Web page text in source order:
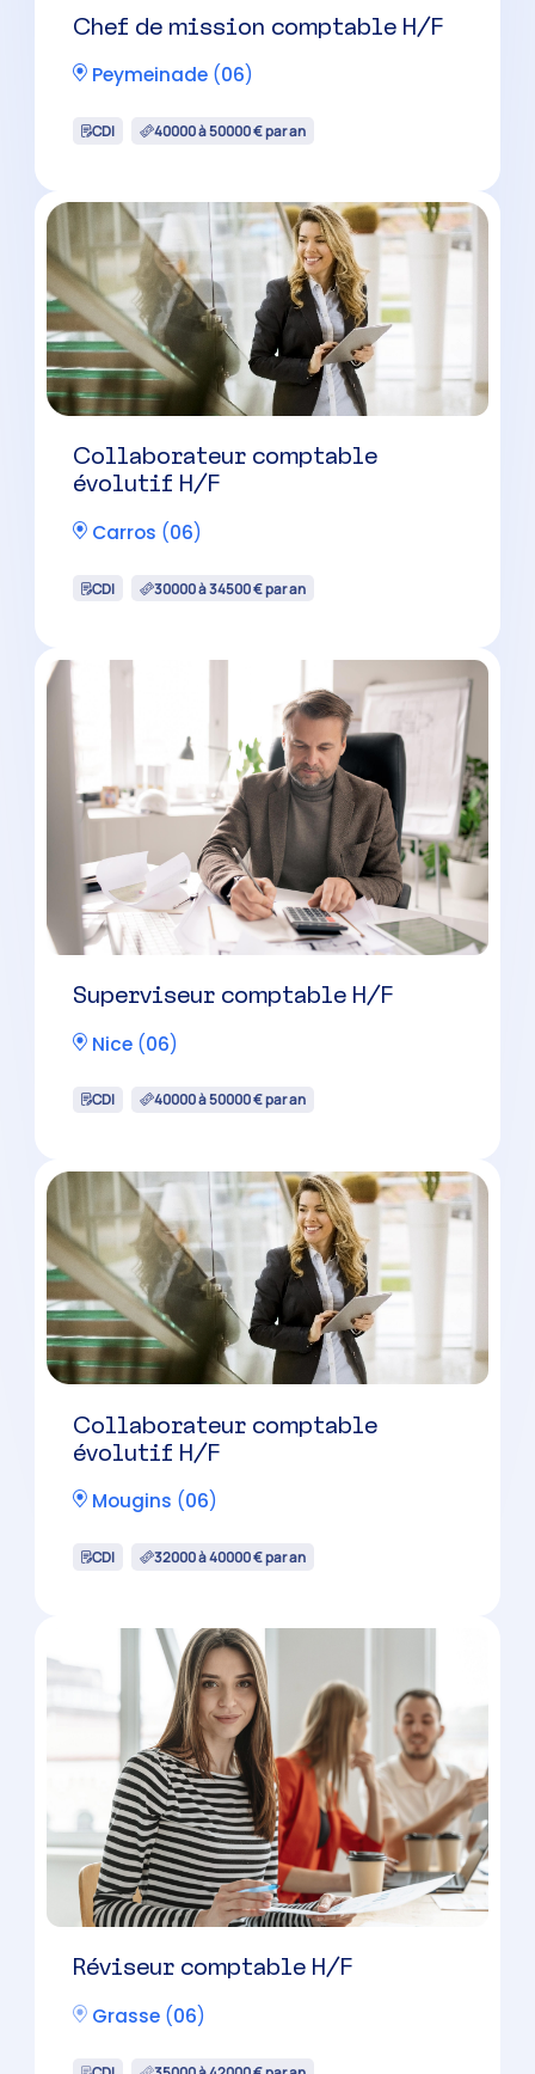
Chef de mission comptable H/F
Peymeinade (06)
CDI 40000 à 50000 € par an
Collaborateur comptable
évolutif H/F
Carros (06)
CDI 30000 à 34500 € par an
Superviseur comptable H/F
Nice (06)
CDI 40000 à 50000 € par an
Collaborateur comptable
évolutif H/F
Mougins (06)
CDI 32000 à 40000 € par an
Réviseur comptable H/F
Grasse (06)